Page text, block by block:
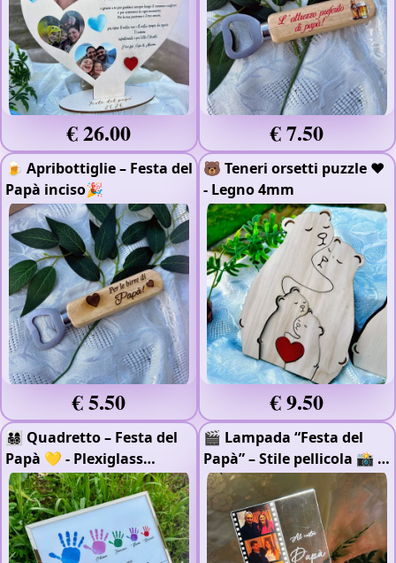
€ 26.00 € 7.50
🍺 Apribottiglie – Festa del
Papà inciso🎉
€ 5.50
🐻 Teneri orsetti puzzle ❤️
- Legno 4mm
€ 9.50
👨‍👩‍👧‍👦 Quadretto – Festa del
Papà 💛 - Plexiglass
Argento Specchiato-
Plexiglass- Plexiglass Oro
Specchiato
🎬 Lampada “Festa del
Papà” – Stile pellicola 📸 -
Plexiglass - Stampa Raggi
UV